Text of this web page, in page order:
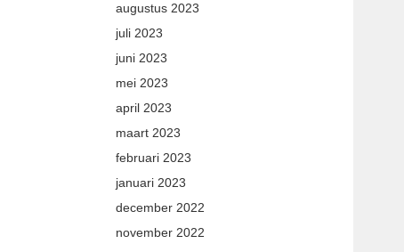
augustus 2023
juli 2023
juni 2023
mei 2023
april 2023
maart 2023
februari 2023
januari 2023
december 2022
november 2022